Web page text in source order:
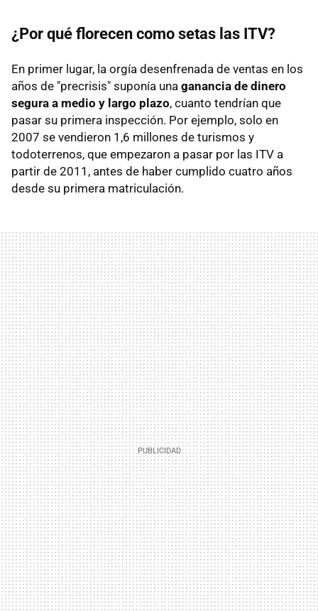
¿Por qué florecen como setas las ITV?
En primer lugar, la orgía desenfrenada de ventas en los
años de "precrisis" suponía una ganancia de dinero
segura a medio y largo plazo, cuanto tendrían que
pasar su primera inspección. Por ejemplo, solo en
2007 se vendieron 1,6 millones de turismos y
todoterrenos, que empezaron a pasar por las ITV a
partir de 2011, antes de haber cumplido cuatro años
desde su primera matriculación.